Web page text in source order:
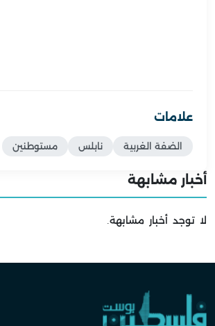
علامات
الضفة الغربية نابلس مستوطنين
أخبار مشابهة
لا توجد أخبار مشابهة.